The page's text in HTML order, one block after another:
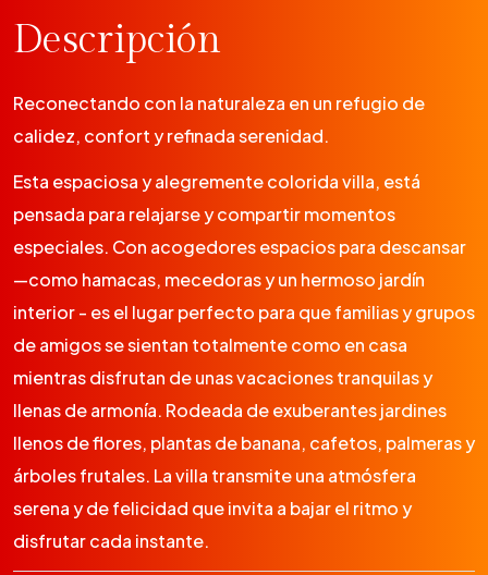
Descripción
Reconectando con la naturaleza en un refugio de
calidez, confort y refinada serenidad.
Esta espaciosa y alegremente colorida villa, está
pensada para relajarse y compartir momentos
especiales. Con acogedores espacios para descansar
—como hamacas, mecedoras y un hermoso jardín
interior - es el lugar perfecto para que familias y grupos
de amigos se sientan totalmente como en casa
mientras disfrutan de unas vacaciones tranquilas y
llenas de armonía. Rodeada de exuberantes jardines
llenos de flores, plantas de banana, cafetos, palmeras y
árboles frutales. La villa transmite una atmósfera
serena y de felicidad que invita a bajar el ritmo y
disfrutar cada instante.